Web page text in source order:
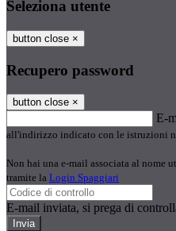
Seleziona utente
button close ×
Recupero password
button close ×
E-
all'indirizzo indicato con le istruzioni
Non hai una e-mail associata al nome
tramite la Login Spaggiari
E-mail inviata, si prega di